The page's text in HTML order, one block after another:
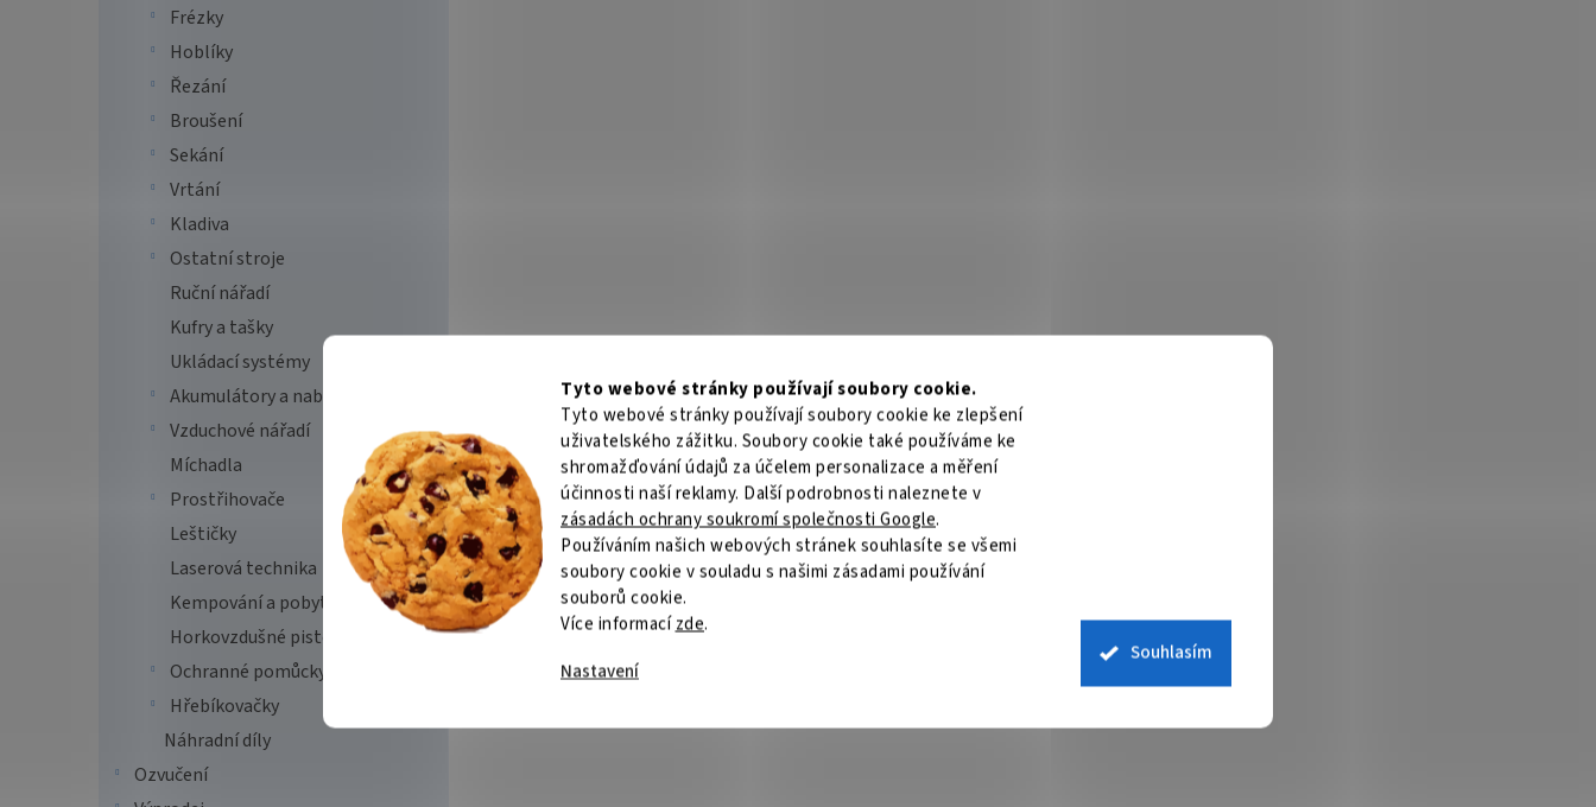
Tyto webové stránky používají soubory cookie.
Tyto webové stránky používají soubory cookie ke zlepšení
uživatelského zážitku. Soubory cookie také používáme ke
shromažďování údajů za účelem personalizace a měření
účinnosti naší reklamy. Další podrobnosti naleznete v
zásadách ochrany soukromí společnosti Google.
Používáním našich webových stránek souhlasíte se všemi
soubory cookie v souladu s našimi zásadami používání
souborů cookie.
Více informacízde.
Nastavení
Souhlasím
Frézky
Hoblíky
Řezání
Broušení
Sekání
Vrtání
Kladiva
Ostatní stroje
Ruční nářadí
Kufry a tašky
Ukládací systémy
Akumulátory a nabíječky
Vzduchové nářadí
Míchadla
Prostřihovače
Leštičky
Laserová technika
Kempování a pobyt v přírodě
Horkovzdušné pistole
Ochranné pomůcky
Hřebíkovačky
Náhradní díly
Ozvučení